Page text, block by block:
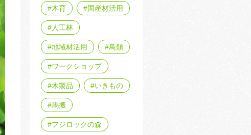
木育 国産材活用
人工林
地域材活用 鳥類
ワークショップ
木製品 いきもの
馬搬
フジロックの森